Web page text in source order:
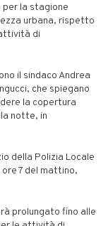
per la stagione
urbana, rispetto
di
il sindaco Andrea
che spiegano
la copertura
notte, in
della Polizia Locale
7 del mattino,
prolungato fino alle